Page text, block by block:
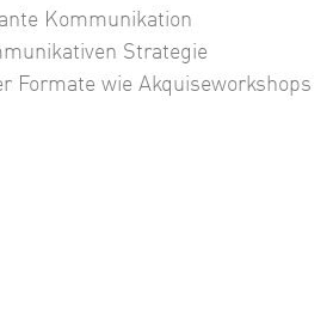
Kommunikation
Strategie
Formate wie Akquiseworkshops